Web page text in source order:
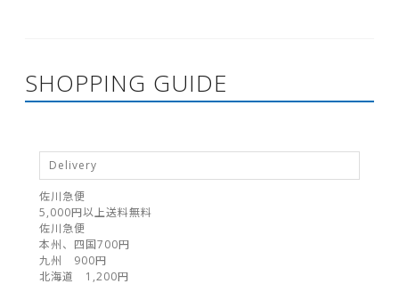
SHOPPING GUIDE
Delivery
佐川急便
5,000円以上送料無料
佐川急便
本州、四国700円
九州 900円
北海道 1,200円